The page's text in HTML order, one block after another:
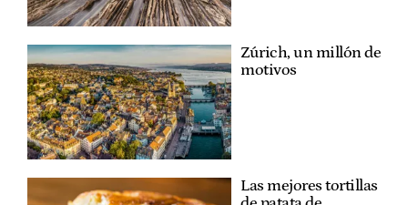
Zúrich, un millón de
motivos
Las mejores tortillas